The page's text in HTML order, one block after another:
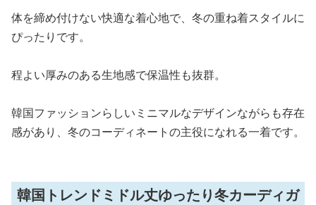
体を締め付けない快適な着心地で、冬の重ね着スタイルに
ぴったりです。
程よい厚みのある生地感で保温性も抜群。
韓国ファッションらしいミニマルなデザインながらも存在
感があり、冬のコーディネートの主役になれる一着です。
韓国トレンドミドル丈ゆったり冬カーディガ